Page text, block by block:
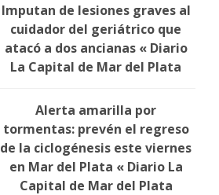
Imputan de lesiones graves al
cuidador del geriátrico que
atacó a dos ancianas « Diario
La Capital de Mar del Plata
Alerta amarilla por
tormentas: prevén el regreso
de la ciclogénesis este viernes
en Mar del Plata « Diario La
Capital de Mar del Plata